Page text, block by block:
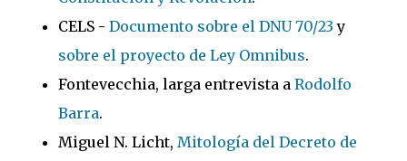
CELS - Documento sobre el DNU 70/23 y
sobre el proyecto de Ley Omnibus.
Fontevecchia, larga entrevista a Rodolfo
Barra.
Miguel N. Licht, Mitología del Decreto de